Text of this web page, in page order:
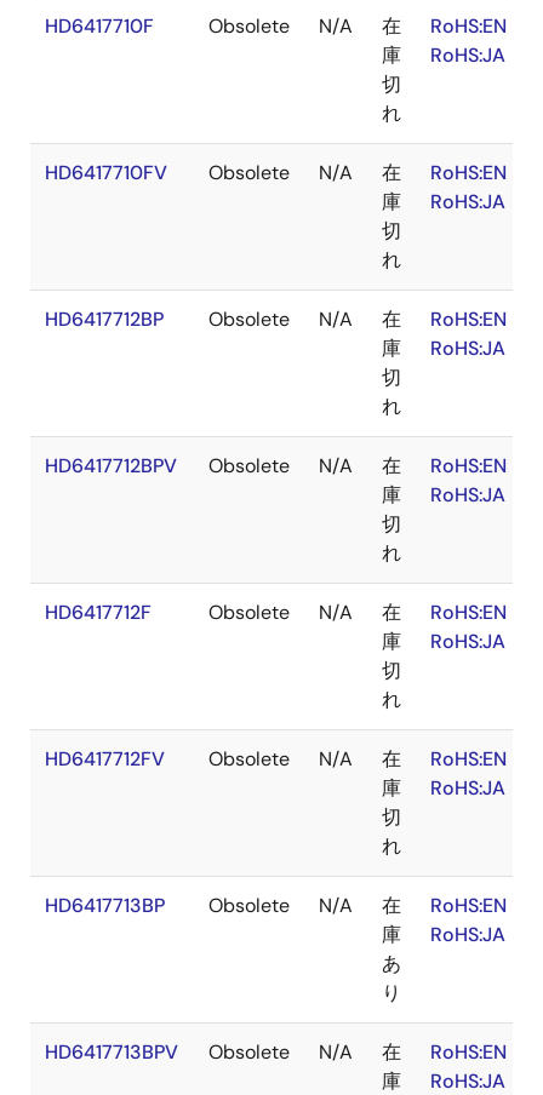
HD6417710F Obsolete N/A
在
庫
切
れ
RoHS:EN
RoHS:JA
HD6417710FV Obsolete N/A
在
庫
切
れ
RoHS:EN
RoHS:JA
HD6417712BP Obsolete N/A
在
庫
切
れ
RoHS:EN
RoHS:JA
HD6417712BPV Obsolete N/A
在
庫
切
れ
RoHS:EN
RoHS:JA
HD6417712F Obsolete N/A
在
庫
切
れ
RoHS:EN
RoHS:JA
HD6417712FV Obsolete N/A
在
庫
切
れ
RoHS:EN
RoHS:JA
HD6417713BP Obsolete N/A
在
庫
あ
り
RoHS:EN
RoHS:JA
HD6417713BPV Obsolete N/A
在
庫
RoHS:EN
RoHS:JA